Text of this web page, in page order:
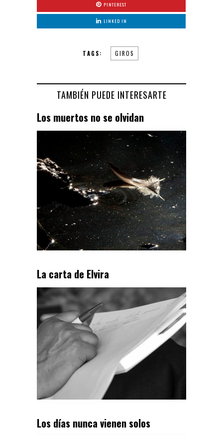
PINTEREST
LINKED IN
TAGS: GIROS
TAMBIÉN PUEDE INTERESARTE
Los muertos no se olvidan
La carta de Elvira
Los días nunca vienen solos